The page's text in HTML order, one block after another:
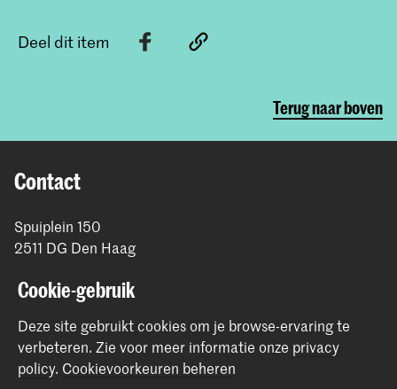
Deel dit item
Terug naar boven
Contact
Spuiplein 150
2511 DG Den Haag
info@koncon.nl
Volg ons
Blijf op de hoogte
Cookie-gebruik
Deze site gebruikt cookies om je browse-ervaring te
verbeteren. Zie voor meer informatie onze privacy
policy. Cookievoorkeuren beheren